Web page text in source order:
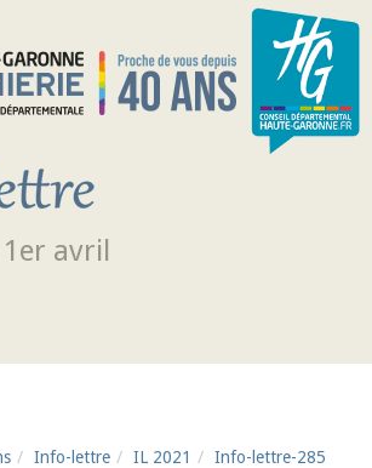
avril
Info-lettre IL 2021 Info-lettre-285